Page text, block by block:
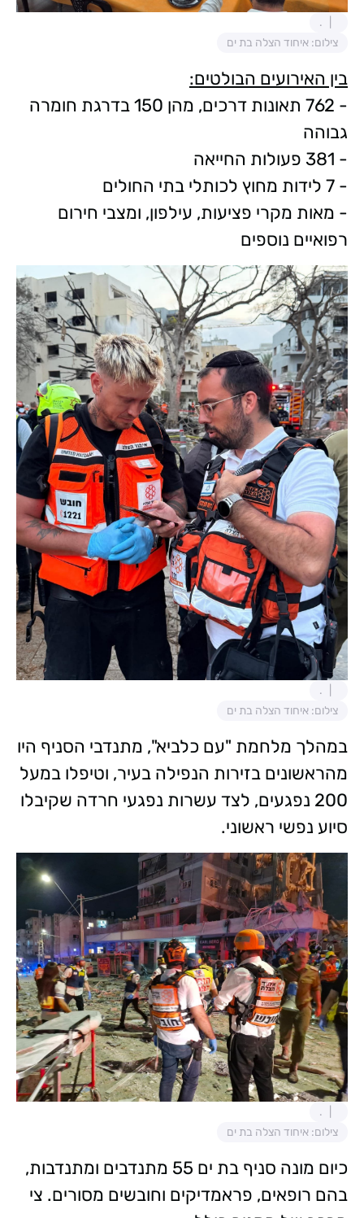
.
צילום: איחוד הצלה בת ים
בין האירועים הבולטים:
- 762 תאונות דרכים, מהן 150 בדרגת חומרה
גבוהה
- 381 פעולות החייאה
- 7 לידות מחוץ לכותלי בתי החולים
- מאות מקרי פציעות, עילפון, ומצבי חירום
רפואיים נוספים
.
צילום: איחוד הצלה בת ים
במהלך מלחמת "עם כלביא", מתנדבי הסניף היו
מהראשונים בזירות הנפילה בעיר, וטיפלו במעל
200 נפגעים, לצד עשרות נפגעי חרדה שקיבלו
סיוע נפשי ראשוני.
.
צילום: איחוד הצלה בת ים
כיום מונה סניף בת ים 55 מתנדבים ומתנדבות,
בהם רופאים, פראמדיקים וחובשים מסורים. צי